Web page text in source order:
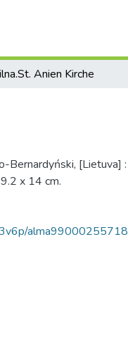
Anien Kirche
Bernardyński, [Lietuva] :
x 14 cm.
alma99000255718